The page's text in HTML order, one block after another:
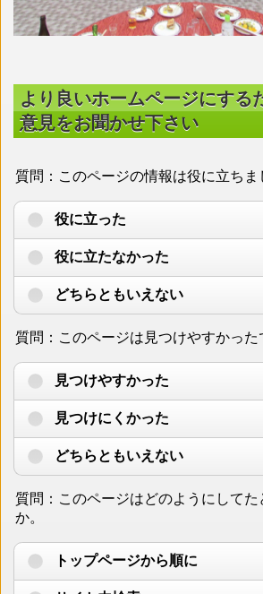
より良いホームページにする
意見をお聞かせ下さい
質問：このページの情報は役に立ちま
役に立った
役に立たなかった
どちらともいえない
質問：このページは見つけやすかった
見つけやすかった
見つけにくかった
どちらともいえない
質問：このページはどのようにしてた
か。
トップページから順に